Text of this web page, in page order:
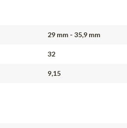
29 mm - 35,9 mm
32
9,15